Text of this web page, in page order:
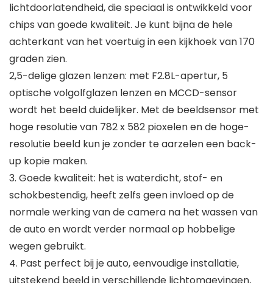
lichtdoorlatendheid, die speciaal is ontwikkeld voor
chips van goede kwaliteit. Je kunt bijna de hele
achterkant van het voertuig in een kijkhoek van 170
graden zien.
2,5-delige glazen lenzen: met F2.8L-apertur, 5
optische volgolfglazen lenzen en MCCD-sensor
wordt het beeld duidelijker. Met de beeldsensor met
hoge resolutie van 782 x 582 pioxelen en de hoge-
resolutie beeld kun je zonder te aarzelen een back-
up kopie maken.
3. Goede kwaliteit: het is waterdicht, stof- en
schokbestendig, heeft zelfs geen invloed op de
normale werking van de camera na het wassen van
de auto en wordt verder normaal op hobbelige
wegen gebruikt.
4. Past perfect bij je auto, eenvoudige installatie,